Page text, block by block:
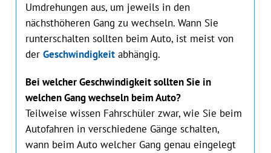
Umdrehungen aus, um jeweils in den
nächsthöheren Gang zu wechseln. Wann Sie
runterschalten sollten beim Auto, ist meist von
der Geschwindigkeitabhängig.
Bei welcher Geschwindigkeit sollten Sie in
welchen Gang wechseln beim Auto?
Teilweise wissen Fahrschüler zwar, wie Sie beim
Autofahren in verschiedene Gänge schalten,
wann beim Auto welcher Gang genau eingelegt